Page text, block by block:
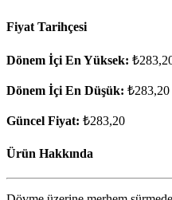
Fiyat Tarihçesi
Dönem İçi En Yüksek:
Dönem İçi En Düşük: ₺283,20
Güncel Fiyat: ₺283,20
Ürün Hakkında